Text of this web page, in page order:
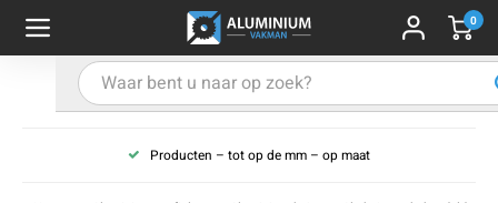
Hoofdmenu / Aluminium koker
Aluminium koker
Hoofdmenu / Aluminium buis
Aluminium buis
Hoofdmenu / Aluminium hoekprofiel
Aluminium hoekprofiel
Hoofdmenu / Aluminium L-profiel
Aluminium L-profiel
Hoofdmenu / Aluminium U-profiel
Aluminium U-profiel
Hoofdmenu / Aluminium T-profiel
Aluminium T-profiel
Hoofdmenu / Aluminium strip
Aluminium strip
Hoofdmenu / Aluminium staf
Aluminium staf
Hoofdmenu / Alu profielen in kleur
Alu profielen in kleur
0
Producten – tot op de mm – op maat